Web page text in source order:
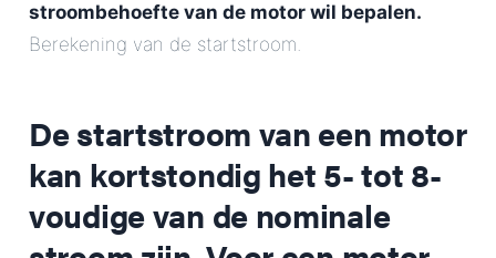
stroombehoefte van de motor wil bepalen.
Berekening van de startstroom.
De startstroom van een motor
kan kortstondig het 5- tot 8-
voudige van de nominale